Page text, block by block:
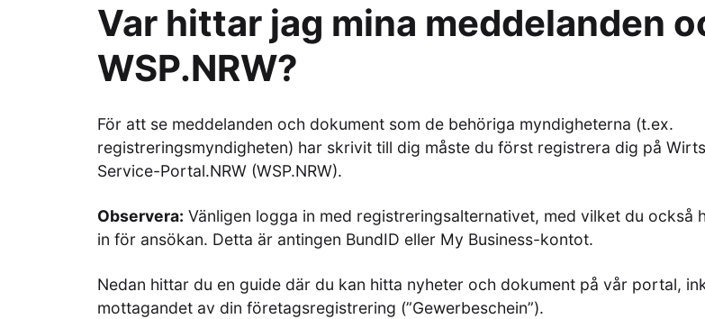
Var hittar jag mina meddelanden
WSP.NRW?
För att se meddelanden och dokument som de behöriga myndigheterna (t.ex.
registreringsmyndigheten) har skrivit till dig måste du först registrera dig på
Service-Portal.NRW (WSP.NRW).
Observera: Vänligen logga in med registreringsalternativet, med vilket du också
in för ansökan. Detta är antingen BundID eller My Business-kontot.
Nedan hittar du en guide där du kan hitta nyheter och dokument på vår portal,
mottagandet av din företagsregistrering (”Gewerbeschein”).